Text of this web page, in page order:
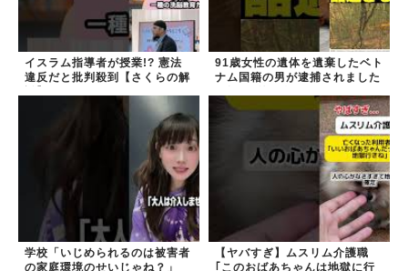
イスラム指導者が授業!? 憲法
違反だと批判殺到【さくらの解
91歳女性の遺体を遺棄したベト
ナム国籍の男が逮捕されました
学校「いじめられるのは被害者
の家庭環境のせいじゃね？」
【ヤバすぎ】ムスリム介護職
｢このおばあちゃんは地獄に行